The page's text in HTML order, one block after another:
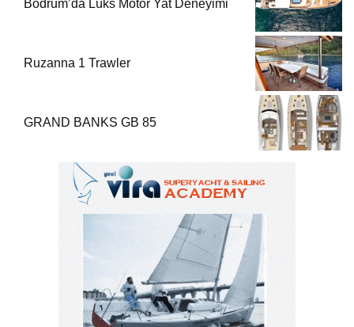
Bodrum’da Lüks Motor Yat Deneyimi
Ruzanna 1 Trawler
GRAND BANKS GB 85